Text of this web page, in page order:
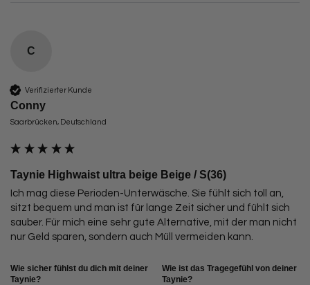
C
Verifizierter Kunde
Conny
Saarbrücken, Deutschland
Taynie Highwaist ultra beige Beige / S(36)
Ich mag diese Perioden-Unterwäsche. Sie fühlt sich toll an,
sitzt bequem und man ist für lange Zeit sicher und fühlt sich
sauber. Für mich eine sehr gute Alternative, mit der man nicht
nur Geld sparen, sondern auch Müll vermeiden kann.
Wie sicher fühlst du dich mit deiner
Taynie?
Wie ist das Tragegefühl von deiner
Taynie?